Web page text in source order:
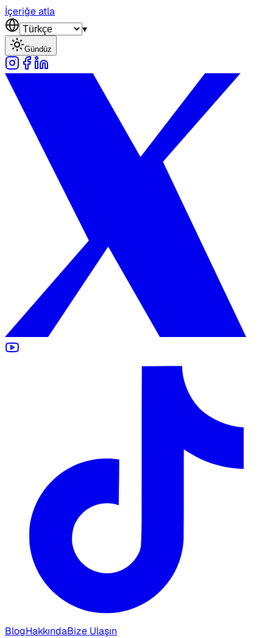
İçeriğe atla
▾
Gündüz
BlogHakkındaBize Ulaşın